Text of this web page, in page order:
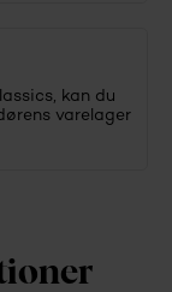
kan du
varelager